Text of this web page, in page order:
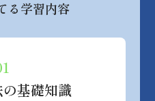
る学習内容
基礎知識